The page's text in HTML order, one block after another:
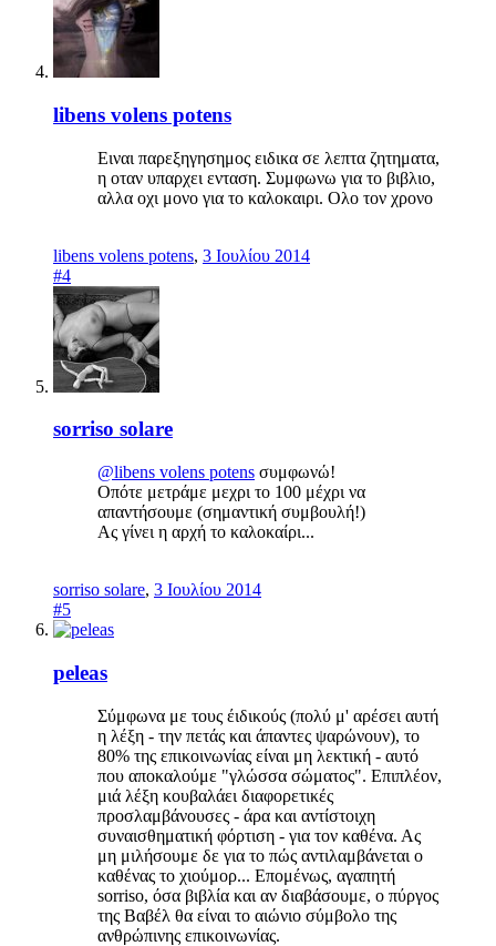
libens volens potens
Ειναι παρεξηγησημος ειδικα σε λεπτα ζητηματα,
η οταν υπαρχει ενταση. Συμφωνω για το βιβλιο,
αλλα οχι μονο για το καλοκαιρι. Ολο τον χρονο
libens volens potens, 3 Ιουλίου 2014
#4
sorriso solare
@libens volens potens συμφωνώ!
Οπότε μετράμε μεχρι το 100 μέχρι να
απαντήσουμε (σημαντική συμβουλή!)
Ας γίνει η αρχή το καλοκαίρι...
sorriso solare, 3 Ιουλίου 2014
#5
peleas
Σύμφωνα με τους έιδικούς (πολύ μ' αρέσει αυτή
η λέξη - την πετάς και άπαντες ψαρώνουν), το
80% της επικοινωνίας είναι μη λεκτική - αυτό
που αποκαλούμε "γλώσσα σώματος". Επιπλέον,
μιά λέξη κουβαλάει διαφορετικές
προσλαμβάνουσες - άρα και αντίστοιχη
συναισθηματική φόρτιση - για τον καθένα. Ας
μη μιλήσουμε δε για το πώς αντιλαμβάνεται ο
καθένας το χιούμορ... Επομένως, αγαπητή
sorriso, όσα βιβλία και αν διαβάσουμε, ο πύργος
της Βαβέλ θα είναι το αιώνιο σύμβολο της
ανθρώπινης επικοινωνίας.